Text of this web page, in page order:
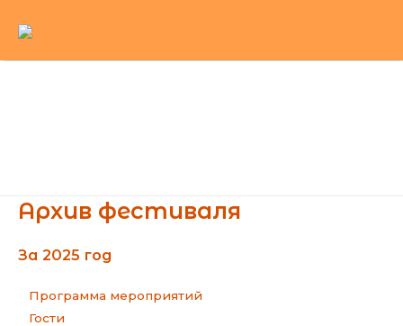
Архив фестиваля
За 2025 год
Программа мероприятий
Гости